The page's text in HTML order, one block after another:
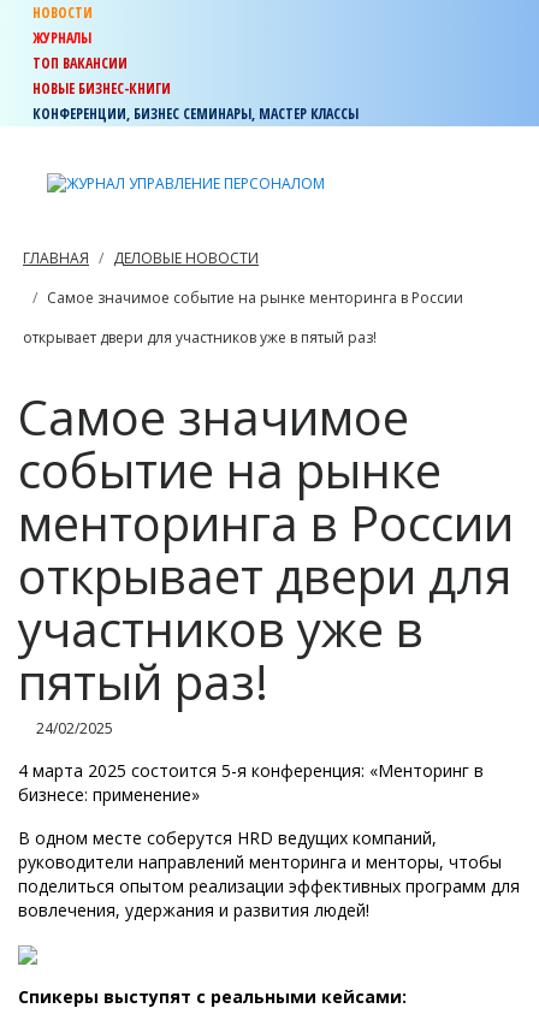
НОВОСТИ
ЖУРНАЛЫ
ТОП ВАКАНСИИ
НОВЫЕ БИЗНЕС-КНИГИ
КОНФЕРЕНЦИИ, БИЗНЕС СЕМИНАРЫ, МАСТЕР КЛАССЫ
ГЛАВНАЯ
ДЕЛОВЫЕ НОВОСТИ
Самое значимое событие на рынке менторинга в России
открывает двери для участников уже в пятый раз!
Самое значимое
событие на рынке
менторинга в России
открывает двери для
участников уже в
пятый раз!
24/02/2025
4 марта 2025 состоится 5-я конференция: «Менторинг в
бизнесе: применение»
В одном месте соберутся HRD ведущих компаний,
руководители направлений менторинга и менторы, чтобы
поделиться опытом реализации эффективных программ для
вовлечения, удержания и развития людей!
Спикеры выступят с реальными кейсами: